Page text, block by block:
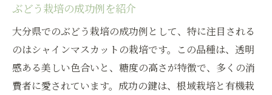
ぶどう栽培の成功例を紹介
大分県でのぶどう栽培の成功例として、特に注目される
のはシャインマスカットの栽培です。この品種は、透明
感ある美しい色合いと、糖度の高さが特徴で、多くの消
費者に愛されています。成功の鍵は、根域栽培と有機栽